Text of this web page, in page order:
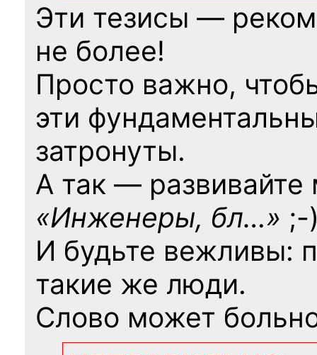
Эти тезисы —
не более!
Просто важно,
эти
затронуты.
А так — развивайте
«Инженеры, бл…» ;-
И будьте вежливы:
такие же люди.
Слово может